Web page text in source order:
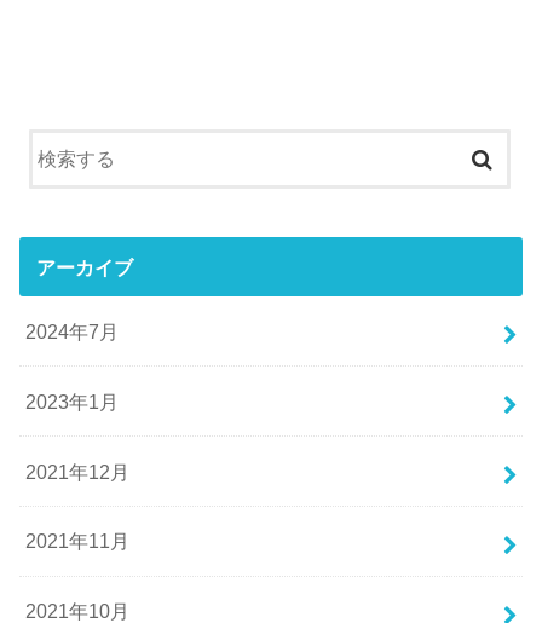
アーカイブ
2024年7月
2023年1月
2021年12月
2021年11月
2021年10月